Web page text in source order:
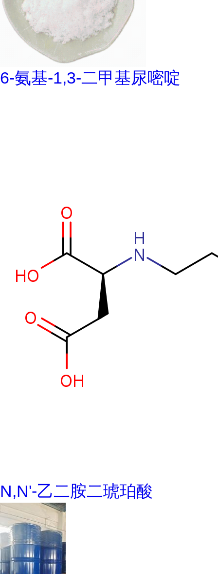
6-氨基-1,3-二甲基尿嘧啶
N,N'-乙二胺二琥珀酸